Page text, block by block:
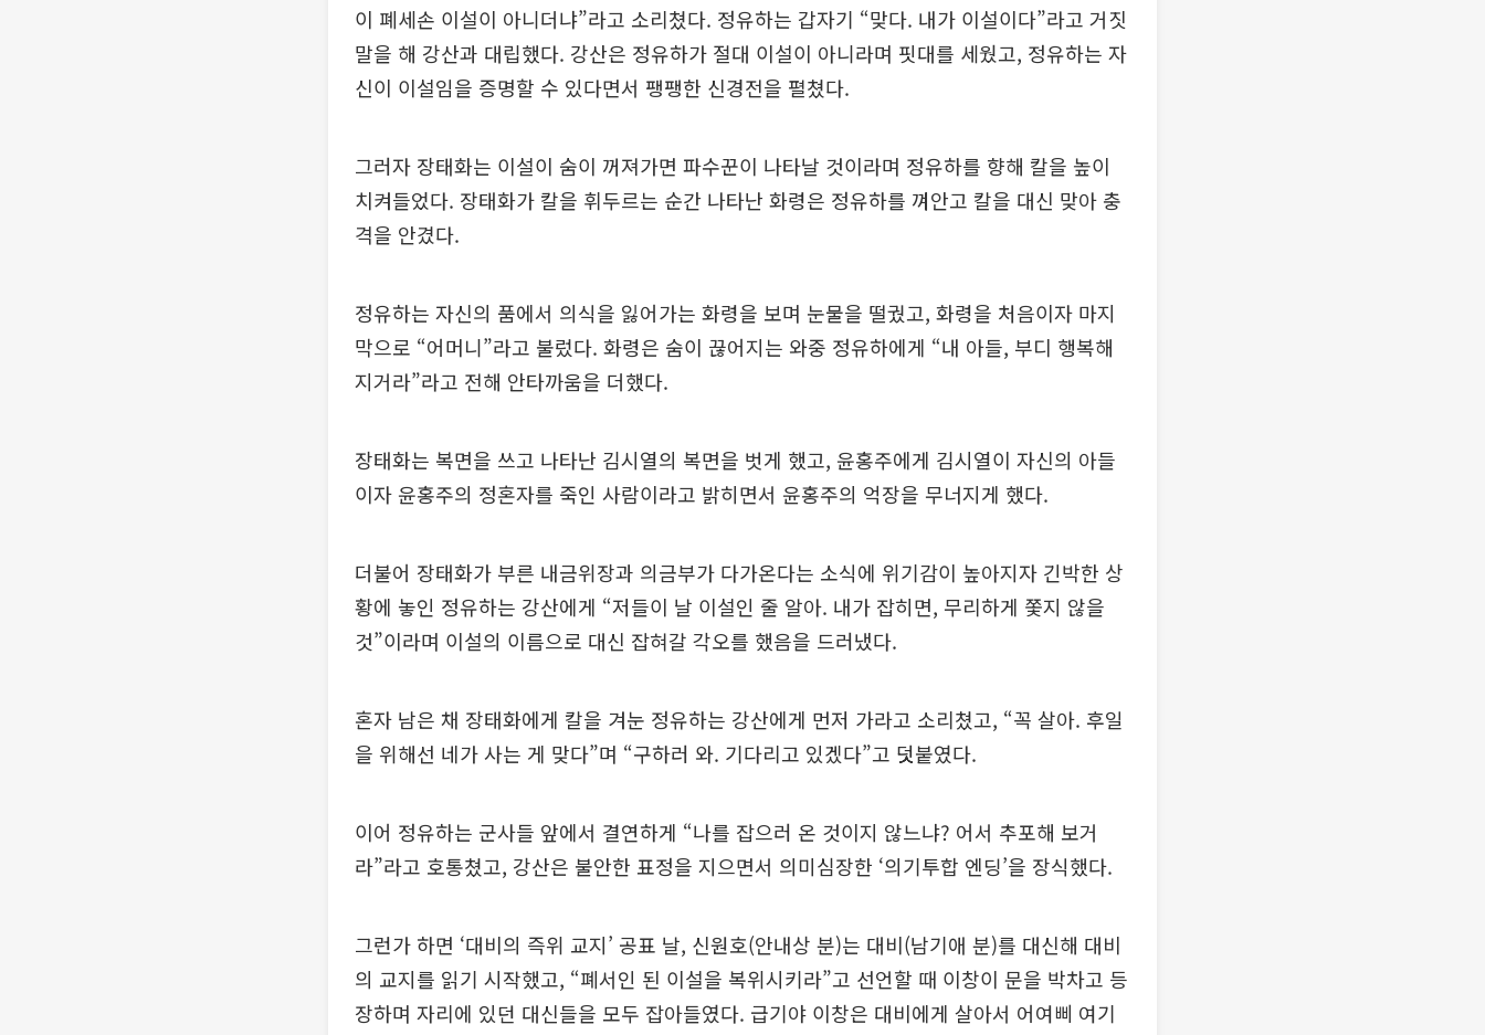
이 폐세손 이설이 아니더냐”라고 소리쳤다. 정유하는 갑자기 “맞다. 내가 이설이다”라고 거짓
말을 해 강산과 대립했다. 강산은 정유하가 절대 이설이 아니라며 핏대를 세웠고, 정유하는 자
신이 이설임을 증명할 수 있다면서 팽팽한 신경전을 펼쳤다.
그러자 장태화는 이설이 숨이 꺼져가면 파수꾼이 나타날 것이라며 정유하를 향해 칼을 높이
치켜들었다. 장태화가 칼을 휘두르는 순간 나타난 화령은 정유하를 껴안고 칼을 대신 맞아 충
격을 안겼다.
정유하는 자신의 품에서 의식을 잃어가는 화령을 보며 눈물을 떨궜고, 화령을 처음이자 마지
막으로 “어머니”라고 불렀다. 화령은 숨이 끊어지는 와중 정유하에게 “내 아들, 부디 행복해
지거라”라고 전해 안타까움을 더했다.
장태화는 복면을 쓰고 나타난 김시열의 복면을 벗게 했고, 윤홍주에게 김시열이 자신의 아들
이자 윤홍주의 정혼자를 죽인 사람이라고 밝히면서 윤홍주의 억장을 무너지게 했다.
더불어 장태화가 부른 내금위장과 의금부가 다가온다는 소식에 위기감이 높아지자 긴박한 상
황에 놓인 정유하는 강산에게 “저들이 날 이설인 줄 알아. 내가 잡히면, 무리하게 쫓지 않을
것”이라며 이설의 이름으로 대신 잡혀갈 각오를 했음을 드러냈다.
혼자 남은 채 장태화에게 칼을 겨눈 정유하는 강산에게 먼저 가라고 소리쳤고, “꼭 살아. 후일
을 위해선 네가 사는 게 맞다”며 “구하러 와. 기다리고 있겠다”고 덧붙였다.
이어 정유하는 군사들 앞에서 결연하게 “나를 잡으러 온 것이지 않느냐? 어서 추포해 보거
라”라고 호통쳤고, 강산은 불안한 표정을 지으면서 의미심장한 ‘의기투합 엔딩’을 장식했다.
그런가 하면 ‘대비의 즉위 교지’ 공표 날, 신원호(안내상 분)는 대비(남기애 분)를 대신해 대비
의 교지를 읽기 시작했고, “폐서인 된 이설을 복위시키라”고 선언할 때 이창이 문을 박차고 등
장하며 자리에 있던 대신들을 모두 잡아들였다. 급기야 이창은 대비에게 살아서 어여삐 여기